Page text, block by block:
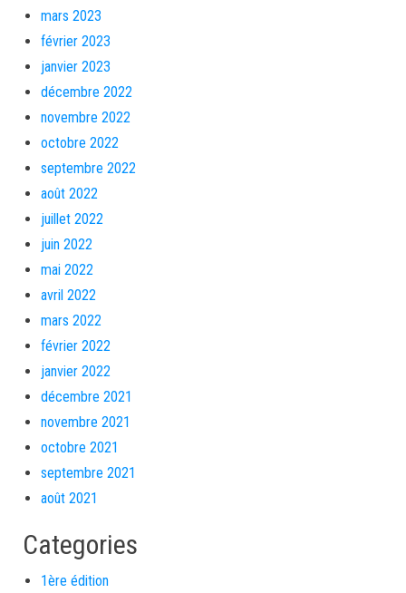
mars 2023
février 2023
janvier 2023
décembre 2022
novembre 2022
octobre 2022
septembre 2022
août 2022
juillet 2022
juin 2022
mai 2022
avril 2022
mars 2022
février 2022
janvier 2022
décembre 2021
novembre 2021
octobre 2021
septembre 2021
août 2021
Categories
1ère édition